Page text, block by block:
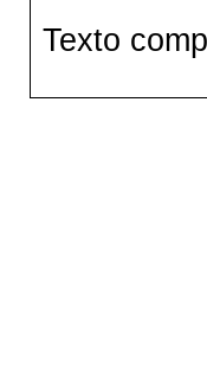
Texto